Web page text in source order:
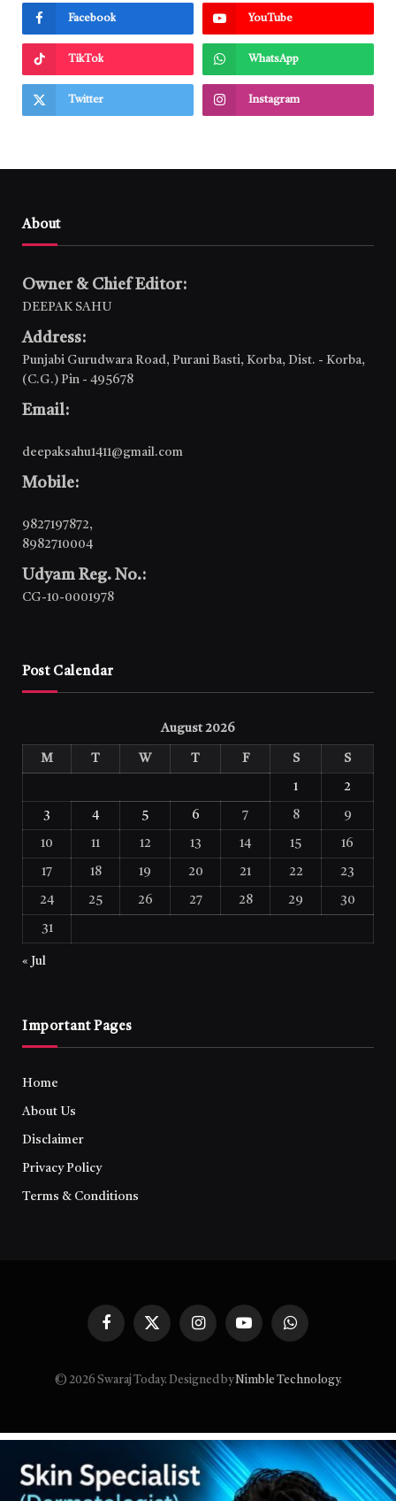
Facebook YouTube
TikTok WhatsApp
Twitter Instagram
About
Owner & Chief Editor:
DEEPAK SAHU
Address:
Punjabi Gurudwara Road, Purani Basti, Korba, Dist. - Korba,
(C.G.) Pin - 495678
Email:
deepaksahu1411@gmail.com
Mobile:
9827197872,
8982710004
Udyam Reg. No.:
CG-10-0001978
Post Calendar
August 2026
M T W T F S S
1 2
3 4 5 6 7 8 9
10 11 12 13 14 15 16
17 18 19 20 21 22 23
24 25 26 27 28 29 30
31
« Jul
Important Pages
Home
About Us
Disclaimer
Privacy Policy
Terms & Conditions
FacebookX
InstagramYouTubeWhatsApp
© 2026 Swaraj Today. Designed byNimble Technology.